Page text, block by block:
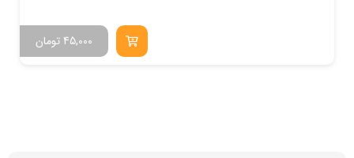
تومان45,000